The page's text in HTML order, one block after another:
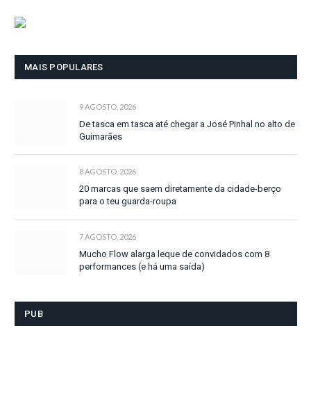
MAIS POPULARES
9 AGOSTO, 2026
De tasca em tasca até chegar a José Pinhal no alto de
Guimarães
8 AGOSTO, 2026
20 marcas que saem diretamente da cidade-berço
para o teu guarda-roupa
7 AGOSTO, 2026
Mucho Flow alarga leque de convidados com 8
performances (e há uma saída)
PUB